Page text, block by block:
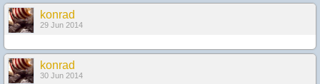
konrad
29 Jun 2014
konrad
30 Jun 2014